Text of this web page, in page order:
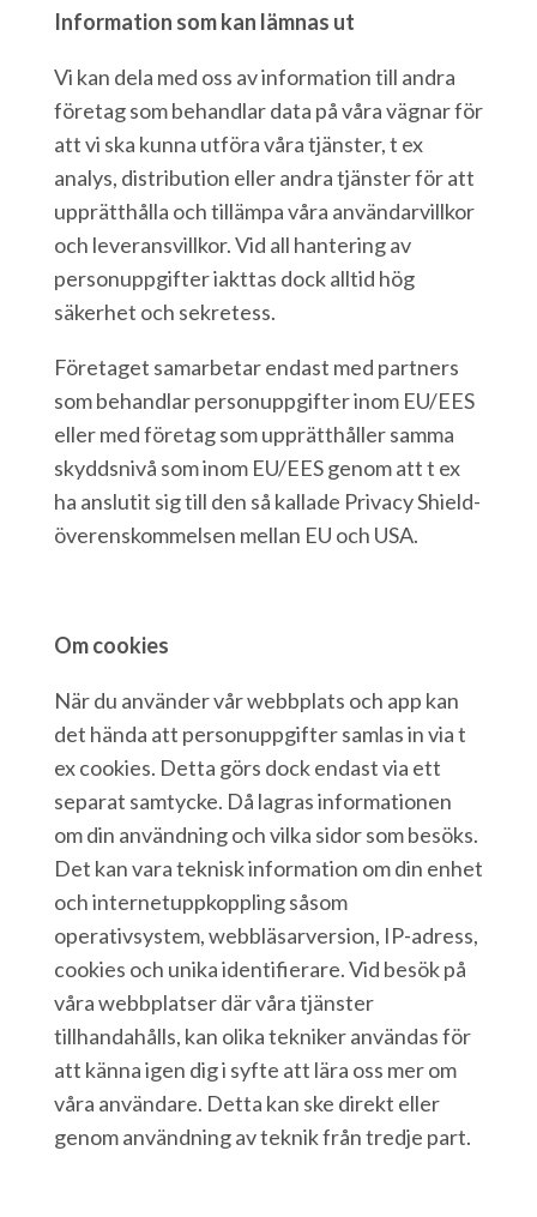
Information som kan lämnas ut
Vi kan dela med oss av information till andra
företag som behandlar data på våra vägnar för
att vi ska kunna utföra våra tjänster, t ex
analys, distribution eller andra tjänster för att
upprätthålla och tillämpa våra användarvillkor
och leveransvillkor. Vid all hantering av
personuppgifter iakttas dock alltid hög
säkerhet och sekretess.
Företaget samarbetar endast med partners
som behandlar personuppgifter inom EU/EES
eller med företag som upprätthåller samma
skyddsnivå som inom EU/EES genom att t ex
ha anslutit sig till den så kallade Privacy Shield-
överenskommelsen mellan EU och USA.
Om cookies
När du använder vår webbplats och app kan
det hända att personuppgifter samlas in via t
ex cookies. Detta görs dock endast via ett
separat samtycke. Då lagras informationen
om din användning och vilka sidor som besöks.
Det kan vara teknisk information om din enhet
och internetuppkoppling såsom
operativsystem, webbläsarversion, IP-adress,
cookies och unika identifierare. Vid besök på
våra webbplatser där våra tjänster
tillhandahålls, kan olika tekniker användas för
att känna igen dig i syfte att lära oss mer om
våra användare. Detta kan ske direkt eller
genom användning av teknik från tredje part.